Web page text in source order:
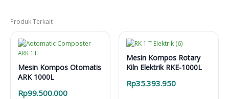
Produk Terkait
Mesin Kompos Otomatis
ARK 1000L
Rp99.500.000
Mesin Kompos Rotary
Kiln Elektrik RKE-1000L
Rp35.393.950